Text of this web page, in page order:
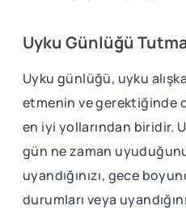
Uyku Günlüğü
Uyku günlüğü, uyku
etmenin ve gerektiğinde
en iyi yollarından biridir.
gün ne zaman
uyandığınızı, gece
durumları veya